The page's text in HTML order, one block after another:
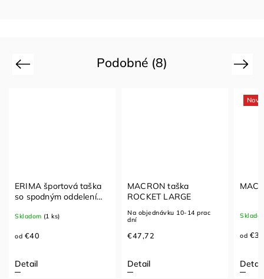
Podobné (8)
Previous
ERIMA športová taška
so spodným oddelením
Skladom (1 ks)
od €40
Detail
MACRON taška
ROCKET LARGE
Na objednávku 10-14 prac
dní
€47,72
Detail
od
Detail
Next